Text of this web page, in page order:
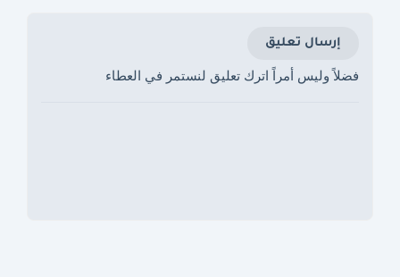
إرسال تعليق
فضلاً وليس أمراً اترك تعليق لنستمر في العطاء